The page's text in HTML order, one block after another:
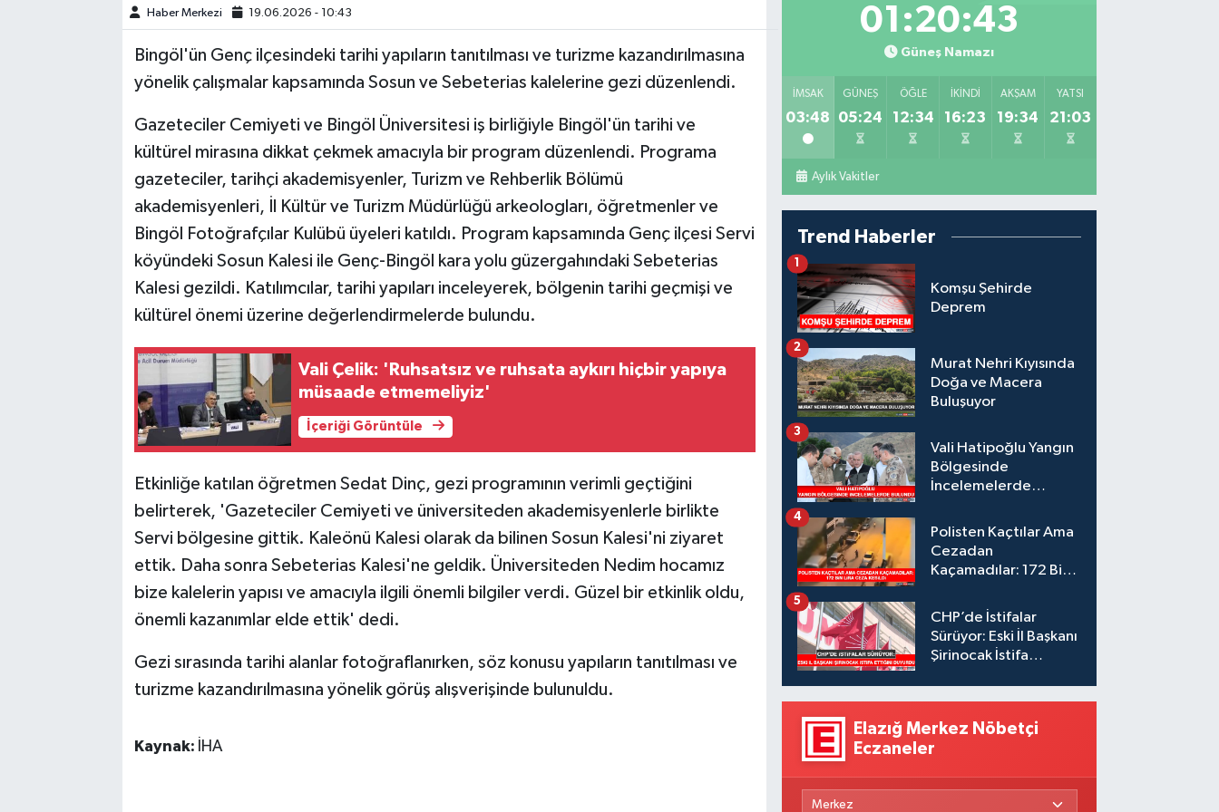
Haber Merkezi 19.06.2026 - 10:43
Bingöl'ün Genç ilçesindeki tarihi yapıların tanıtılması ve turizme kazandırılmasına
yönelik çalışmalar kapsamında Sosun ve Sebeterias kalelerine gezi düzenlendi.
Gazeteciler Cemiyeti ve Bingöl Üniversitesi iş birliğiyle Bingöl'ün tarihi ve
kültürel mirasına dikkat çekmek amacıyla bir program düzenlendi. Programa
gazeteciler, tarihçi akademisyenler, Turizm ve Rehberlik Bölümü
akademisyenleri, İl Kültür ve Turizm Müdürlüğü arkeologları, öğretmenler ve
Bingöl Fotoğrafçılar Kulübü üyeleri katıldı. Program kapsamında Genç ilçesi Servi
köyündeki Sosun Kalesi ile Genç-Bingöl kara yolu güzergahındaki Sebeterias
Kalesi gezildi. Katılımcılar, tarihi yapıları inceleyerek, bölgenin tarihi geçmişi ve
kültürel önemi üzerine değerlendirmelerde bulundu.
Vali Çelik: 'Ruhsatsız ve ruhsata aykırı hiçbir yapıya
müsaade etmemeliyiz'
İçeriği Görüntüle
Etkinliğe katılan öğretmen Sedat Dinç, gezi programının verimli geçtiğini
belirterek, 'Gazeteciler Cemiyeti ve üniversiteden akademisyenlerle birlikte
Servi bölgesine gittik. Kaleönü Kalesi olarak da bilinen Sosun Kalesi'ni ziyaret
ettik. Daha sonra Sebeterias Kalesi'ne geldik. Üniversiteden Nedim hocamız
bize kalelerin yapısı ve amacıyla ilgili önemli bilgiler verdi. Güzel bir etkinlik oldu,
önemli kazanımlar elde ettik' dedi.
Gezi sırasında tarihi alanlar fotoğraflanırken, söz konusu yapıların tanıtılması ve
turizme kazandırılmasına yönelik görüş alışverişinde bulunuldu.
Kaynak: İHA
01:20:42
Güneş Namazı
İMSAK
03:48
GÜNEŞ
05:24
ÖĞLE
12:34
İKINDI
16:23
AKŞAM
19:34
YATSI
21:03
Aylık Vakitler
Trend Haberler
Komşu Şehirde
Deprem
1
Murat Nehri Kıyısında
Doğa ve Macera
Buluşuyor
2
Vali Hatipoğlu Yangın
Bölgesinde
İncelemelerde
3
Polisten Kaçtılar Ama
Cezadan
Kaçamadılar: 172 Bin
4
CHP’de İstifalar
Sürüyor: Eski İl Başkanı
Şirinocak İstifa
5
Elazığ Merkez Nöbetçi
Eczaneler
HABERDE İNSAN
KÜLTÜR-SANAT
ÖZEL HABER